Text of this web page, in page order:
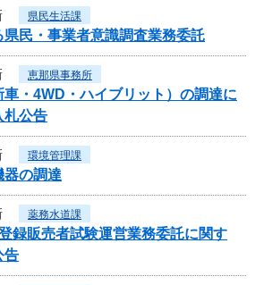
県民生活課
民・事業者意識調査業務委託
恵那県事務所
車・4WD・ハイブリット）の調達に
札公告
環境管理課
器の調達
薬務水道課
録販売者試験運営業務委託に関す
告